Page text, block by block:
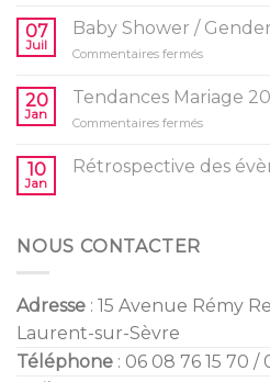
idées
d’activités
pour
de
enfants
07
Juil
Baby Shower /
Commentaires ferméssur
Shower
/
Gender
20
Jan
Tendances Mariage
Commentaires ferméssur
Mariage
2022
10
Jan
Rétrospective des
NOUS CONTACTER
Adresse : 15 Avenue Rémy
Laurent-sur-Sèvre
Téléphone : 06 08 76 15 70 /